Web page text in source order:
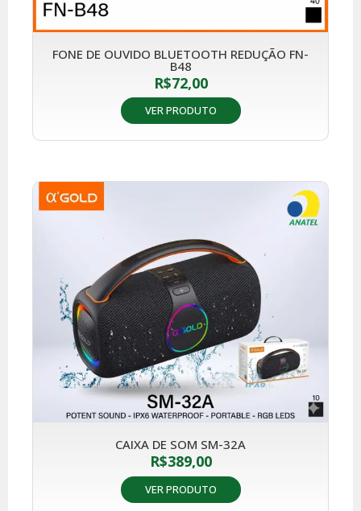
FONE DE OUVIDO BLUETOOTH REDUÇÃO FN-
B48
R$72,00
VER PRODUTO
CAIXA DE SOM SM-32A
R$389,00
VER PRODUTO